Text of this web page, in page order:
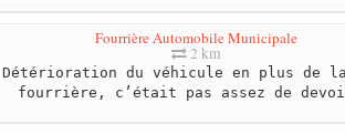
Fourrière Automobile Municipale
2 km
Détérioration du véhicule en plus de
fourrière, c’était pas assez de